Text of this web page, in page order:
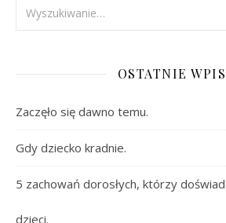
OSTATNIE
Zaczęło się dawno temu.
Gdy dziecko kradnie.
5 zachowań dorosłych, którzy
dzieci.